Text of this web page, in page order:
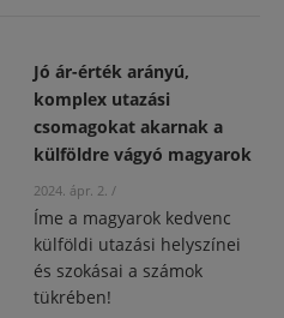
Jó ár-érték arányú,
komplex utazási
csomagokat akarnak a
külföldre vágyó magyarok
2024. ápr. 2. /
Íme a magyarok kedvenc
külföldi utazási helyszínei
és szokásai a számok
tükrében!